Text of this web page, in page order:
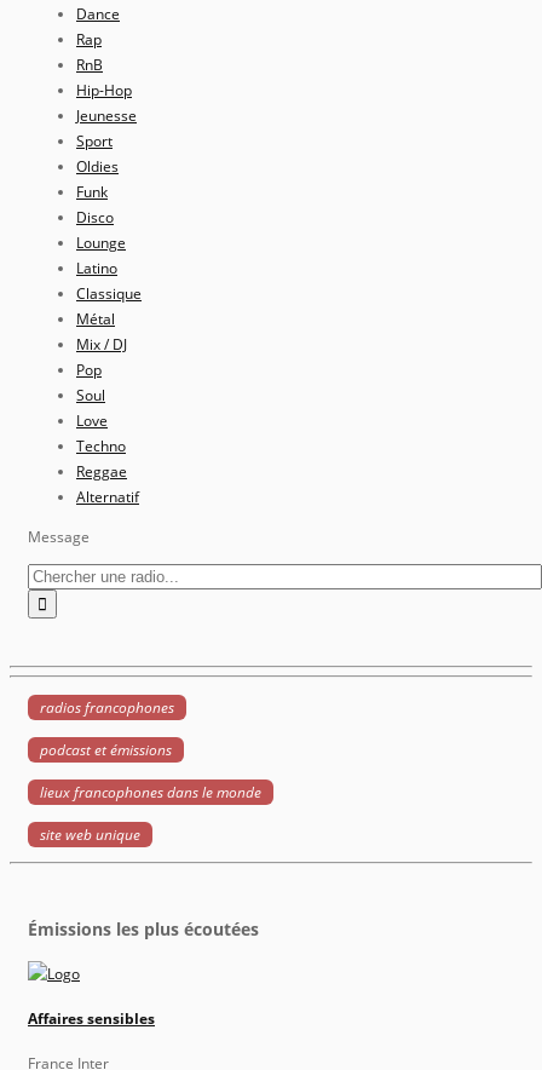
Dance
Rap
RnB
Hip-Hop
Jeunesse
Sport
Oldies
Funk
Disco
Lounge
Latino
Classique
Métal
Mix / DJ
Pop
Soul
Love
Techno
Reggae
Alternatif
Message
radios francophones
podcast et émissions
lieux francophones dans le monde
site web unique
Émissions les plus écoutées
Affaires sensibles
France Inter